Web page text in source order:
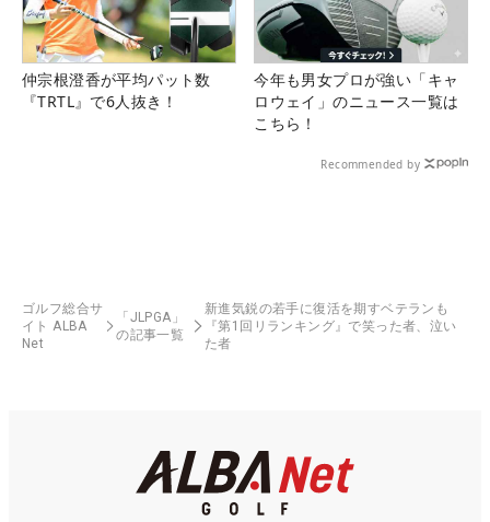
仲宗根澄香が平均パット数
『TRTL』で6人抜き！
今年も男女プロが強い「キャ
ロウェイ」のニュース一覧は
こちら！
Recommended by
ゴルフ総合サ
イト ALBA
Net
「JLPGA」
の記事一覧
新進気鋭の若手に復活を期すベテランも
『第1回リランキング』で笑った者、泣い
た者